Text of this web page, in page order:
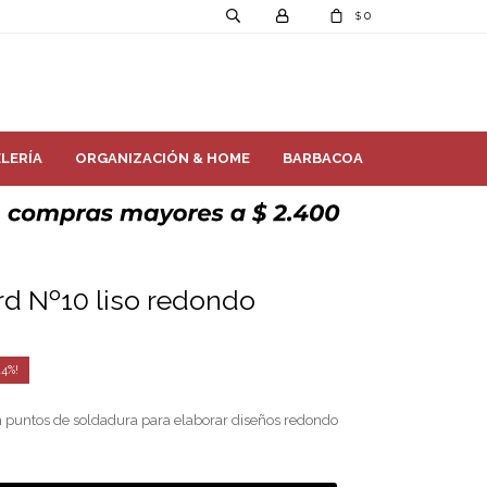
ORGANIZACIÓN & HOME BARBACOA
$ 0
Nº10 liso redondo
de soldadura para elaborar diseños redondo